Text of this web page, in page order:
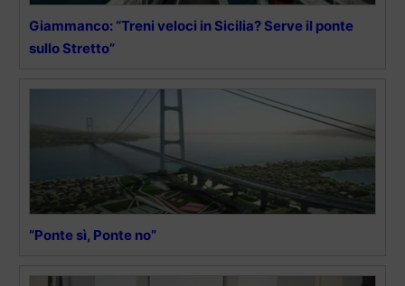
Giammanco: “Treni veloci in Sicilia? Serve il ponte
sullo Stretto”
“Ponte sì, Ponte no”